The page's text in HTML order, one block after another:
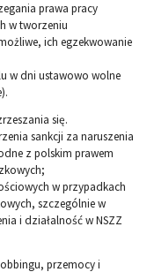
prawa pracy
w tworzeniu
ich egzekwowanie
w dni ustawowo wolne
się.
sankcji za naruszenia
z polskim prawem
w przypadkach
szczególnie w
i działalność w NSZZ
przemocy i